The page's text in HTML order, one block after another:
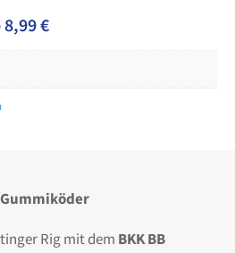
8,99€
Rig mit dem BKK BB